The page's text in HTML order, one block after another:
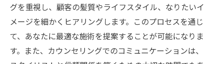
グを重視し、顧客の髪質やライフスタイル、なりたいイ
メージを細かくヒアリングします。このプロセスを通じ
て、あなたに最適な施術を提案することが可能になりま
す。また、カウンセリングでのコミュニケーションは、